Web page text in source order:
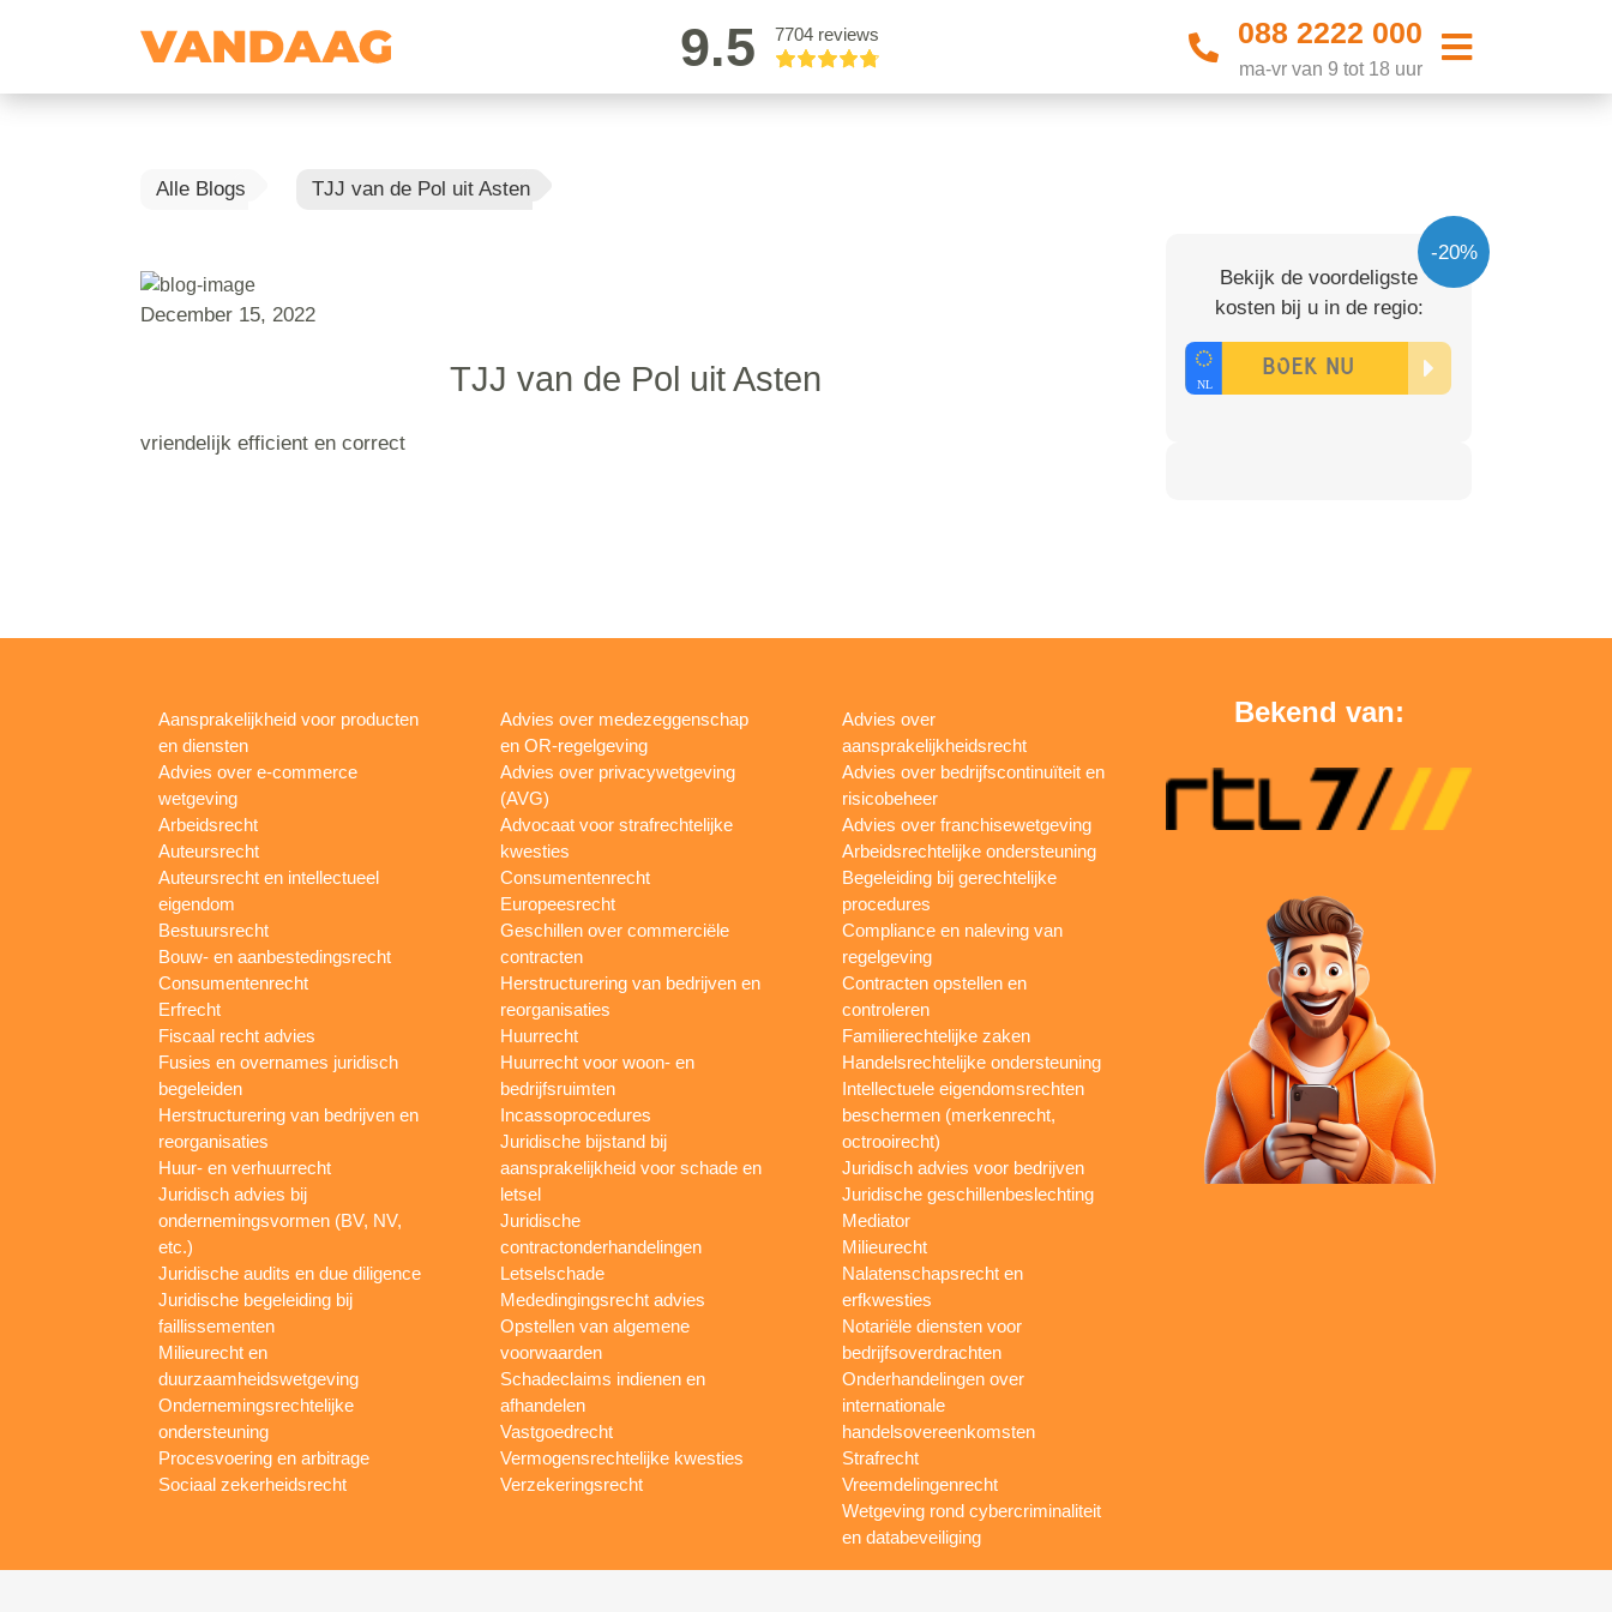
9.5 7704 reviews 088 2222 000
ma-vr van 9 tot 18 uur
Alle Blogs TJJ van de Pol uit Asten
December 15, 2022
TJJ van de Pol uit Asten
vriendelijk efficient en correct
-20%
Bekijk de voordeligste
kosten bij u in de regio:
Aansprakelijkheid voor producten
en diensten
Advies over e-commerce
wetgeving
Arbeidsrecht
Auteursrecht
Auteursrecht en intellectueel
eigendom
Bestuursrecht
Bouw- en aanbestedingsrecht
Consumentenrecht
Erfrecht
Fiscaal recht advies
Fusies en overnames juridisch
begeleiden
Herstructurering van bedrijven en
reorganisaties
Huur- en verhuurrecht
Juridisch advies bij
ondernemingsvormen (BV, NV,
etc.)
Juridische audits en due diligence
Juridische begeleiding bij
faillissementen
Milieurecht en
duurzaamheidswetgeving
Ondernemingsrechtelijke
ondersteuning
Procesvoering en arbitrage
Sociaal zekerheidsrecht
Advies over medezeggenschap
en OR-regelgeving
Advies over privacywetgeving
(AVG)
Advocaat voor strafrechtelijke
kwesties
Consumentenrecht
Europeesrecht
Geschillen over commerciële
contracten
Herstructurering van bedrijven en
reorganisaties
Huurrecht
Huurrecht voor woon- en
bedrijfsruimten
Incassoprocedures
Juridische bijstand bij
aansprakelijkheid voor schade en
letsel
Juridische
contractonderhandelingen
Letselschade
Mededingingsrecht advies
Opstellen van algemene
voorwaarden
Schadeclaims indienen en
afhandelen
Vastgoedrecht
Vermogensrechtelijke kwesties
Verzekeringsrecht
Advies over
aansprakelijkheidsrecht
Advies over bedrijfscontinuïteit en
risicobeheer
Advies over franchisewetgeving
Arbeidsrechtelijke ondersteuning
Begeleiding bij gerechtelijke
procedures
Compliance en naleving van
regelgeving
Contracten opstellen en
controleren
Familierechtelijke zaken
Handelsrechtelijke ondersteuning
Intellectuele eigendomsrechten
beschermen (merkenrecht,
octrooirecht)
Juridisch advies voor bedrijven
Juridische geschillenbeslechting
Mediator
Milieurecht
Nalatenschapsrecht en
erfkwesties
Notariële diensten voor
bedrijfsoverdrachten
Onderhandelingen over
internationale
handelsovereenkomsten
Strafrecht
Vreemdelingenrecht
Wetgeving rond cybercriminaliteit
en databeveiliging
Bekend van: